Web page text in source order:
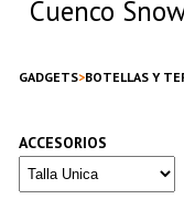
Cuenco
GADGETS BOTELLAS Y
ACCESORIOS